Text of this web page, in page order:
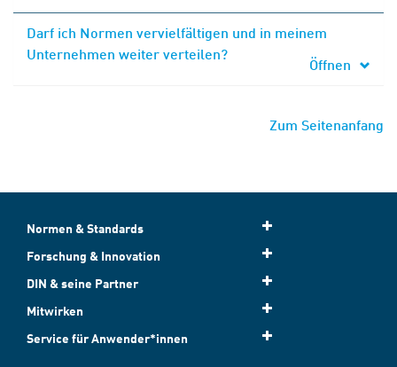
Darf ich Normen vervielfältigen und in meinem
Unternehmen weiter verteilen?
Öffnen
Zum Seitenanfang
Normen & Standards
Forschung & Innovation
DIN & seine Partner
Mitwirken
Service für Anwender*innen